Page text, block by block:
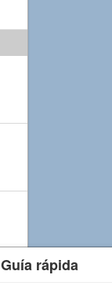
Guía rápida